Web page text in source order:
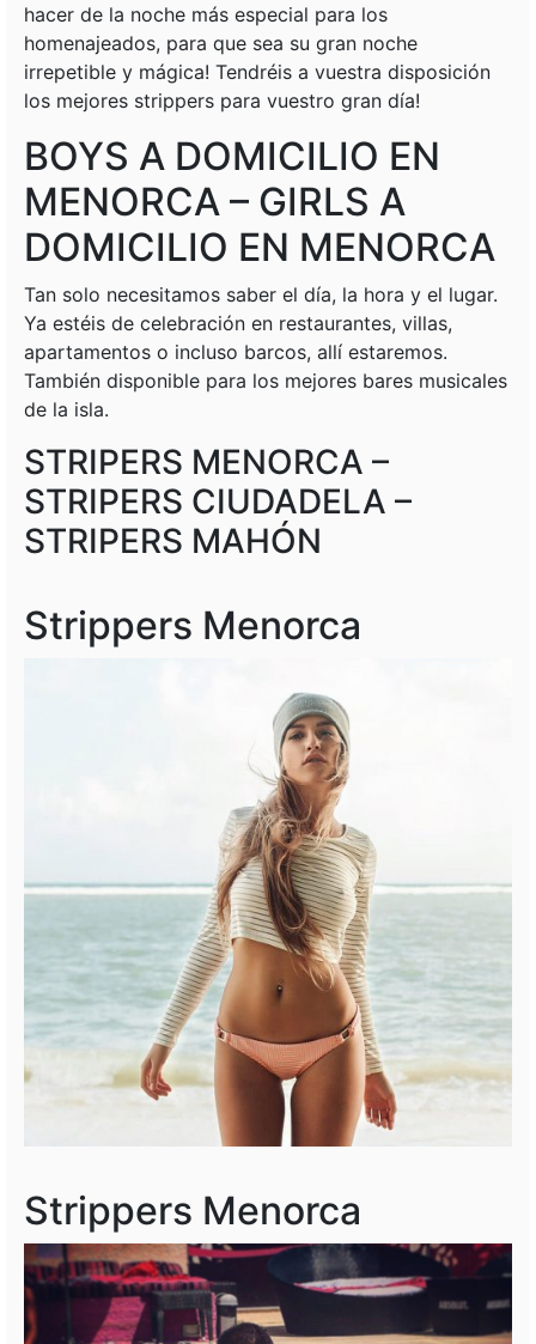
hacer de la noche más especial para los
homenajeados, para que sea su gran noche
irrepetible y mágica! Tendréis a vuestra disposición
los mejores strippers para vuestro gran día!
BOYS A DOMICILIO EN
MENORCA – GIRLS A
DOMICILIO EN MENORCA
Tan solo necesitamos saber el día, la hora y el lugar.
Ya estéis de celebración en restaurantes, villas,
apartamentos o incluso barcos, allí estaremos.
También disponible para los mejores bares musicales
de la isla.
STRIPERS MENORCA –
STRIPERS CIUDADELA –
STRIPERS MAHÓN
Strippers Menorca
Strippers Menorca